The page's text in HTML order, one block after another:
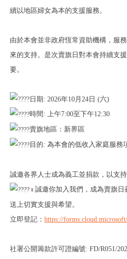
續以地區婦女為本的支援服務。
由於本會並非政府恆常資助機構，服
來的支持。是次賣旗日對本會持續支
要。
日期: 2026年10月24日 (六)
時間: 上午7:00至下午12:30
賣旗地區：新界區
目的: 為本會的低收入家庭服
誠邀各界人士成為義工並捐款，以支
誠邀你加入我們，成為賣旗日
送上切實支援與希望。
立即登記： https://
社署公開籌款許可證編號: FD/R051/